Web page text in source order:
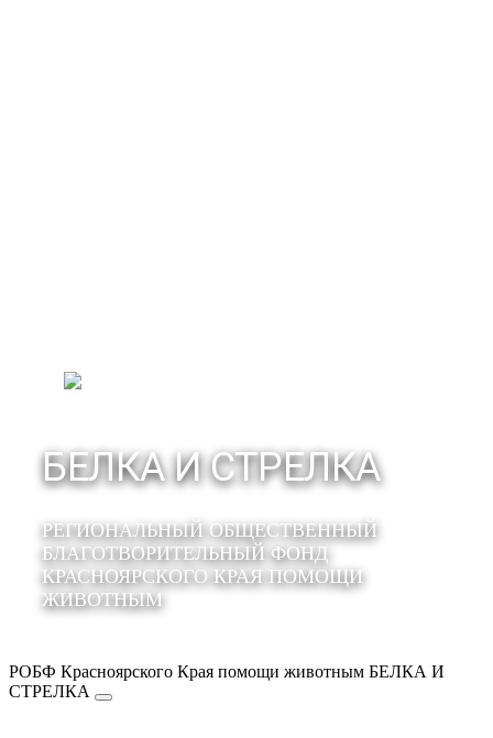
БЕЛКА И СТРЕЛКА
РЕГИОНАЛЬНЫЙ ОБЩЕСТВЕННЫЙ
БЛАГОТВОРИТЕЛЬНЫЙ ФОНД
КРАСНОЯРСКОГО КРАЯ ПОМОЩИ
ЖИВОТНЫМ
РОБФ Красноярского Края помощи животным БЕЛКА И
СТРЕЛКА